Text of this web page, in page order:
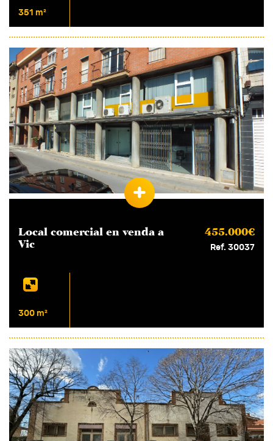
351 m²
Local comercial en venda a
Vic
455.000€
Ref. 30037
300 m²